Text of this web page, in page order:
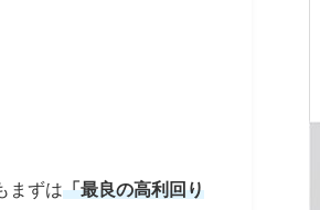
まずは「最良の高利回り